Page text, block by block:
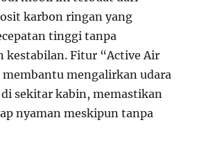
karbon ringan yang
tinggi tanpa
kestabilan. Fitur “Active Air
mengalirkan udara
di sekitar kabin, memastikan
nyaman meskipun tanpa